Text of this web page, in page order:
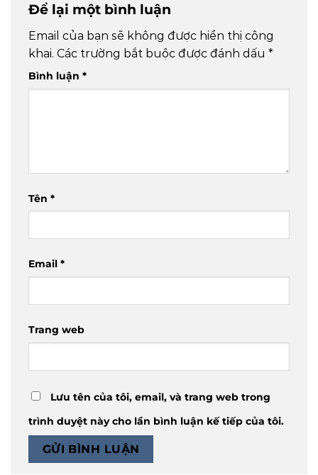
Để lại một bình luận
Email của bạn sẽ không được hiển thị công
khai. Các trường bắt buộc được đánh dấu *
Bình luận *
Tên *
Email *
Trang web
Lưu tên của tôi, email, và trang web trong
trình duyệt này cho lần bình luận kế tiếp của tôi.